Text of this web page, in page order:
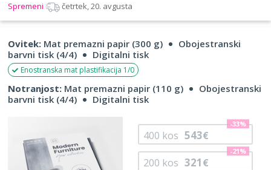
Spremeni četrtek, 20. avgusta
Ovitek: Mat premazni papir (300 g)
Obojestranski
barvni tisk (4/4)
Digitalni tisk
Enostranska mat plastifikacija 1/0
Notranjost: Mat premazni papir (110 g)
Obojestranski
barvni tisk (4/4)
Digitalni tisk
200 kos 321€
-21%
400 kos 543€
-33%